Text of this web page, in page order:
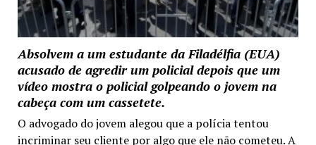
Absolvem a um estudante da Filadélfia (EUA)
acusado de agredir um policial depois que um
vídeo mostra o policial golpeando o jovem na
cabeça com um cassetete.
O advogado do jovem alegou que a polícia tentou
incriminar seu cliente por algo que ele não cometeu. A